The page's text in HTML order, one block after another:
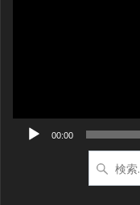
00:00
索: